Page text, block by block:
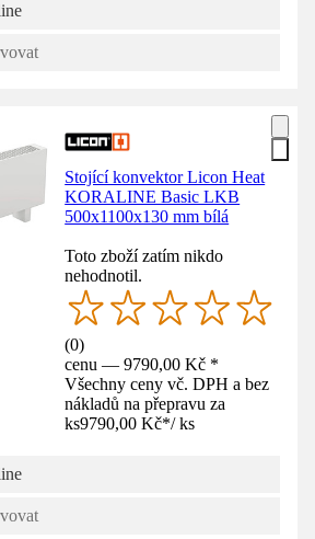
Stojící konvektor Licon Heat
KORALINE Basic LKB
500x1100x130 mm bílá
Toto zboží zatím nikdo
nehodnotil.
(0)
cenu — 9790,00 Kč *
Všechny ceny vč. DPH a bez
nákladů na přepravu za
ks9790,00 Kč*/ ks